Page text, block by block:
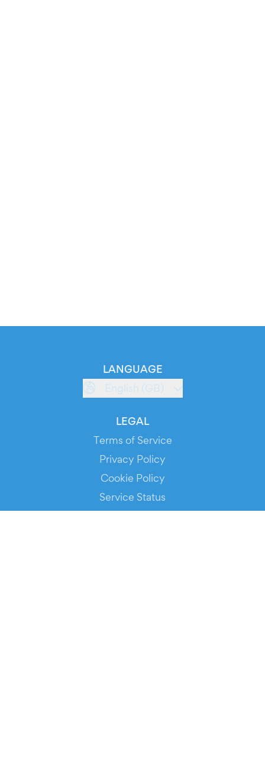
LANGUAGE
English (GB)
LEGAL
Terms of Service
Privacy Policy
Cookie Policy
Service Status